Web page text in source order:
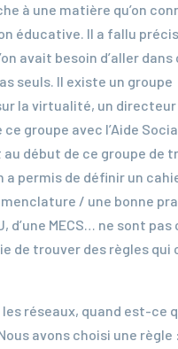
à une matière qu’on
éducative. Il a fallu
avait besoin d’aller
seuls. Il existe un groupe
la virtualité, un directeur
groupe avec l’Aide
au début de ce groupe de
a permis de définir un
/ une bonne
d’une MECS… ne sont pas
de trouver des règles qui
réseaux, quand est-ce
avons choisi une règle